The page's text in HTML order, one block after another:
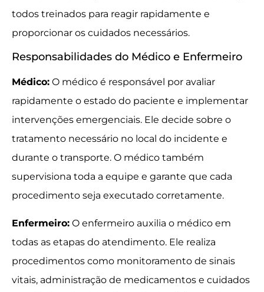
todos treinados para reagir rapidamente e
proporcionar os cuidados necessários.
Responsabilidades do Médico e Enfermeiro
Médico: O médico é responsável por avaliar
rapidamente o estado do paciente e implementar
intervenções emergenciais. Ele decide sobre o
tratamento necessário no local do incidente e
durante o transporte. O médico também
supervisiona toda a equipe e garante que cada
procedimento seja executado corretamente.
Enfermeiro: O enfermeiro auxilia o médico em
todas as etapas do atendimento. Ele realiza
procedimentos como monitoramento de sinais
vitais, administração de medicamentos e cuidados